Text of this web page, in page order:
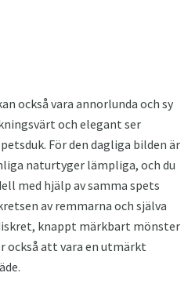
också vara annorlunda och sy
och elegant ser
För den dagliga bilden är
naturtyger lämpliga, och du
med hjälp av samma spets
av remmarna och själva
knappt märkbart mönster
också att vara en utmärkt